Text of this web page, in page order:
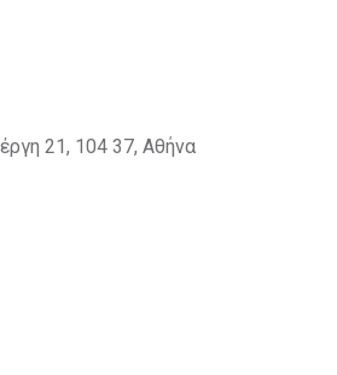
21, 104 37, Αθήνα